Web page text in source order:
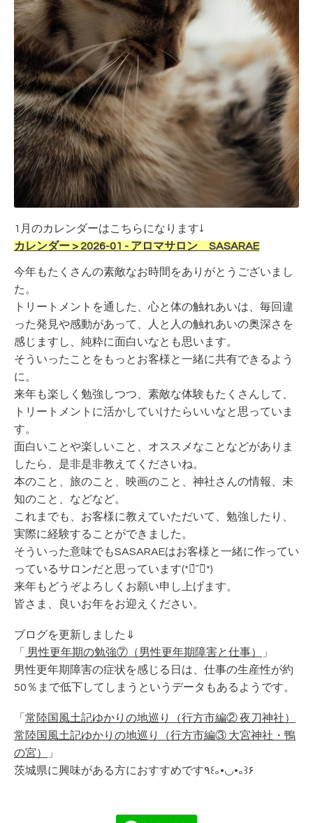
1月のカレンダーはこちらになります↓
カレンダー > 2026-01 - アロマサロン SASARAE
今年もたくさんの素敵なお時間をありがとうございまし
た。
トリートメントを通した、心と体の触れあいは、毎回違
った発見や感動があって、人と人の触れあいの奥深さを
感じますし、純粋に面白いなとも思います。
そういったことをもっとお客様と一緒に共有できるよう
に。
来年も楽しく勉強しつつ、素敵な体験もたくさんして、
トリートメントに活かしていけたらいいなと思っていま
す。
面白いことや楽しいこと、オススメなことなどがありま
したら、是非是非教えてくださいね。
本のこと、旅のこと、映画のこと、神社さんの情報、未
知のこと、などなど。
これまでも、お客様に教えていただいて、勉強したり、
実際に経験することができました。
そういった意味でもSASARAEはお客様と一緒に作ってい
っているサロンだと思っています(*ฅ́˘ฅ̀*)
来年もどうぞよろしくお願い申し上げます。
皆さま、良いお年をお迎えください。
ブログを更新しました⇓
「
男性更年期の勉強⑦（男性更年期障害と仕事）
」
男性更年期障害の症状を感じる日は、仕事の生産性が約
50％まで低下してしまうというデータもあるようです。
「 常陸国風土記ゆかりの地巡り（行方市編② 夜刀神社）
常陸国風土記ゆかりの地巡り（行方市編③ 大宮神社・鴨
の宮）
」
茨城県に興味がある方におすすめです٩꒰｡•◡•｡꒱۶